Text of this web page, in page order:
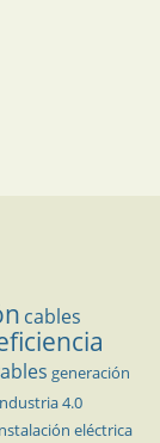
cables
generación
4.0
eléctrica